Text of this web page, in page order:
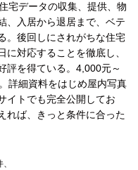
宅データの収集、提供、物
、入居から退居まで、ベテ
。後回しにされがちな住宅
に対応することを徹底し、
評を得ている。4,000元～
詳細資料をはじめ屋内写真
イトでも完全公開してお
れば、きっと条件に合った
、